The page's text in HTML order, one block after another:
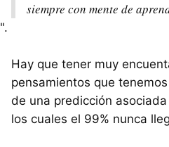
siempre con mente de
".
Hay que tener muy
pensamientos que
de una predicción
los cuales el 99% nunca